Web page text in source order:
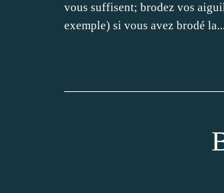
vous suffisent; brodez vos
exemple) si vous avez brodé la...